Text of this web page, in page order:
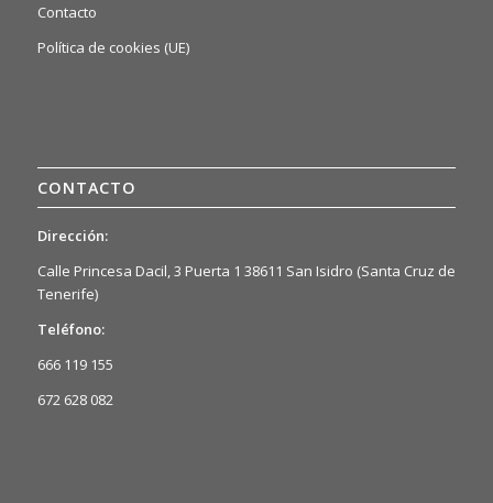
Contacto
Política de cookies (UE)
CONTACTO
Dirección:
Calle Princesa Dacil, 3 Puerta 1 38611 San Isidro (Santa Cruz de
Tenerife)
Teléfono:
666 119 155
672 628 082